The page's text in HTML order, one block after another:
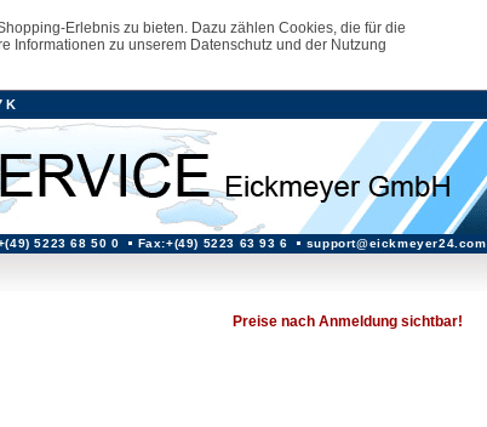
Erlebnis zu bieten. Dazu zählen Cookies, die für die
Informationen zu unserem Datenschutz und der Nutzung
5223 68 50 0 Fax:+(49) 5223 63 93 6 support@eickmeyer24.com
K
Preise nach Anmeldung sichtbar!